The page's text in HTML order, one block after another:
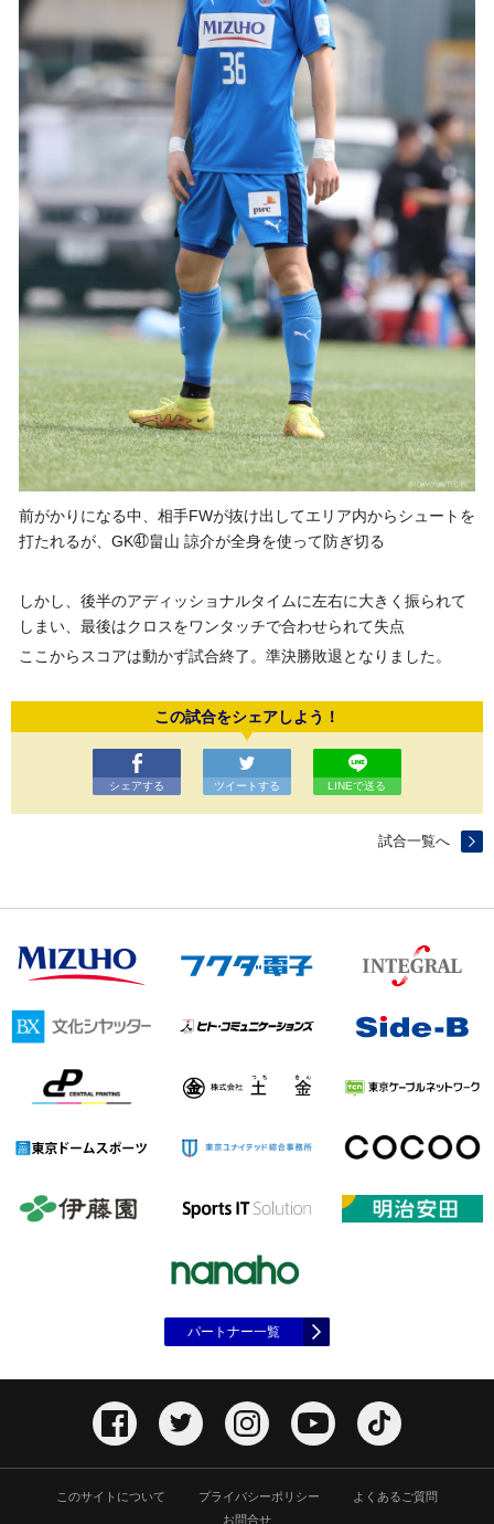
前がかりになる中、相手FWが抜け出してエリア内からシュートを
打たれるが、GK㊶畠山 諒介が全身を使って防ぎ切る
しかし、後半のアディッショナルタイムに左右に大きく振られて
しまい、最後はクロスをワンタッチで合わせられて失点
ここからスコアは動かず試合終了。準決勝敗退となりました。
この試合をシェアしよう！
シェアする ツイートする LINEで送る
試合一覧へ
パートナー一覧
このサイトについて プライバシーポリシー
よくあるご質問
お問合せ